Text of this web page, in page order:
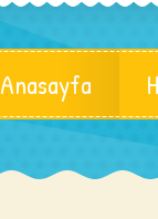
Anasayfa